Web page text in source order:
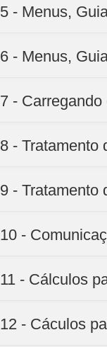
5 - Menus,
6 - Menus,
7 -
8 - Tratamento
9 - Tratamento
10 -
11 - Cálculos
12 - Cáculos